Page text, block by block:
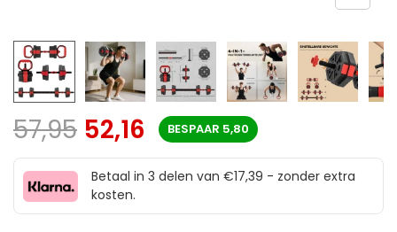
57,95 52,16 BESPAAR 5,80
Betaal in 3 delen van €17,39 - zonder extra
kosten.